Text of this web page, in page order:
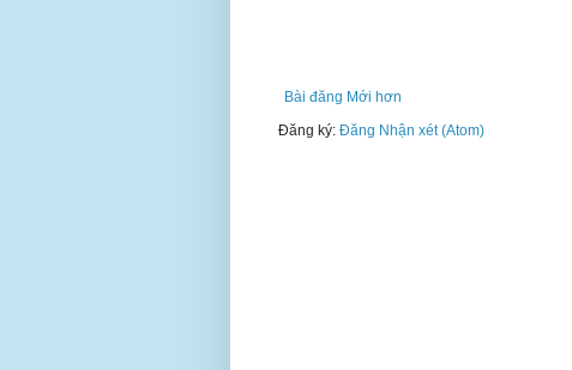
Bài đăng Mới hơn
Đăng ký: Đăng Nhận xét (Atom)